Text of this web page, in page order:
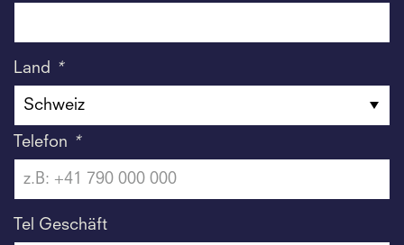
Land *
Telefon *
Tel Geschäft